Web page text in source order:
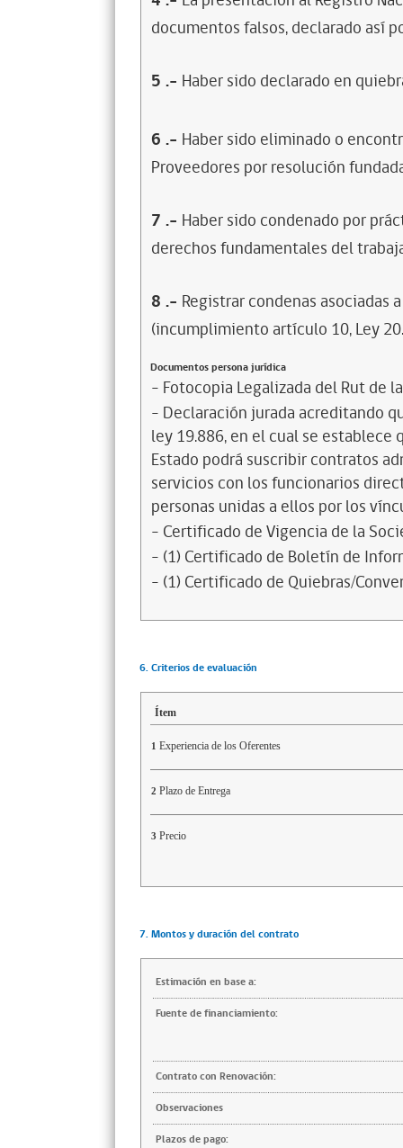
documentos falsos, declarado así
5 .- Haber sido declarado en
6 .- Haber sido eliminado o
Proveedores por resolución
7 .- Haber sido condenado por
derechos fundamentales del
8 .- Registrar condenas asociadas
(incumplimiento artículo 10, Ley
Documentos persona jurídica
- Fotocopia Legalizada del Rut de
- Declaración jurada acreditando
ley 19.886, en el cual se
Estado podrá suscribir contratos
servicios con los funcionarios
personas unidas a ellos por los
- Certificado de Vigencia de la
- (1) Certificado de Boletín de
- (1) Certificado de Quiebras/
6. Criterios de evaluación
Ítem
1 Experiencia de los Oferentes
2 Plazo de Entrega
3 Precio
7. Montos y duración del contrato
Estimación en base a:
Fuente de financiamiento:
Contrato con Renovación:
Observaciones
Plazos de pago: